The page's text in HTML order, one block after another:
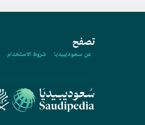
تصفح
عن سعوديبيديا شروط الاستخدام